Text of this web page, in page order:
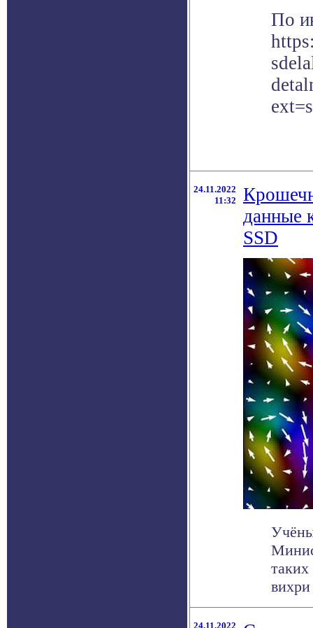
По
24.11.2022
11:32
данные
SSD
24.11.2022